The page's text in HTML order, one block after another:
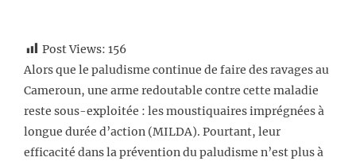
Post Views: 156
Alors que le paludisme continue de faire des ravages au
Cameroun, une arme redoutable contre cette maladie
reste sous-exploitée : les moustiquaires imprégnées à
longue durée d’action (MILDA). Pourtant, leur
efficacité dans la prévention du paludisme n’est plus à